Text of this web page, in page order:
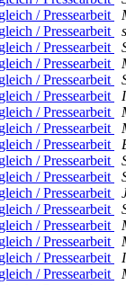
/ Pressearbeit
/ Pressearbeit
/ Pressearbeit
/ Pressearbeit
/ Pressearbeit
/ Pressearbeit
/ Pressearbeit
/ Pressearbeit
/ Pressearbeit
/ Pressearbeit
/ Pressearbeit
/ Pressearbeit
/ Pressearbeit
/ Pressearbeit
/ Pressearbeit
/ Pressearbeit
/ Pressearbeit